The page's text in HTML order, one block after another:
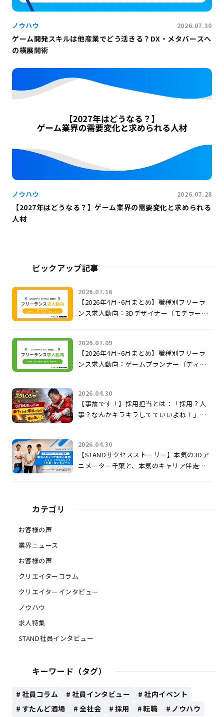
ノウハウ 2026.07.30
ゲーム開発スキルは他産業でどう活きる？DX・メタバースへ
の横展開術
ノウハウ 2026.07.28
【2027年はどうなる？】ゲーム業界の需要変化と求められる
人材
ピックアップ記事
2026.07.16
【2026年4月~6月まとめ】職種別フリーラ
ンス求人動向：3Dデザイナー（モデラー・
2026.07.09
【2026年4月~6月まとめ】職種別フリーラ
ンス求人動向：ゲームプランナー（ディレ
2026.04.30
【事故です！】採用担当とは：「採用？人
事？なんかキラキラしてていいよね！」じ
2026.04.30
【STANDサクセスストーリー】本気の3Dア
ニメーター千葉と、本気のキャリア伴走の
カテゴリ
お客様の声
業界ニュース
お客様の声
クリエイターコラム
クリエイターインタビュー
ノウハウ
求人特集
STAND社員インタビュー
キーワード（タグ）
社員コラム 社員インタビュー
社内イベント
すたんど酒場
全社会 採用 転職
ノウハウ